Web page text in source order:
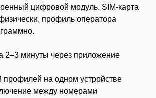
цифровой модуль. SIM-карта
профиль оператора
2–3 минуты через приложение
профилей на одном устройстве
между номерами